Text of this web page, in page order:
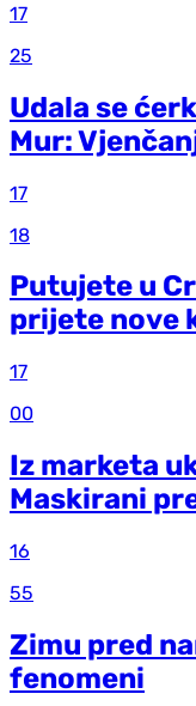
17
25
Udala se
Mur:
17
18
Putujete u
prijete nove
17
00
Iz marketa
Maskirani
16
55
Zimu pred
fenomeni